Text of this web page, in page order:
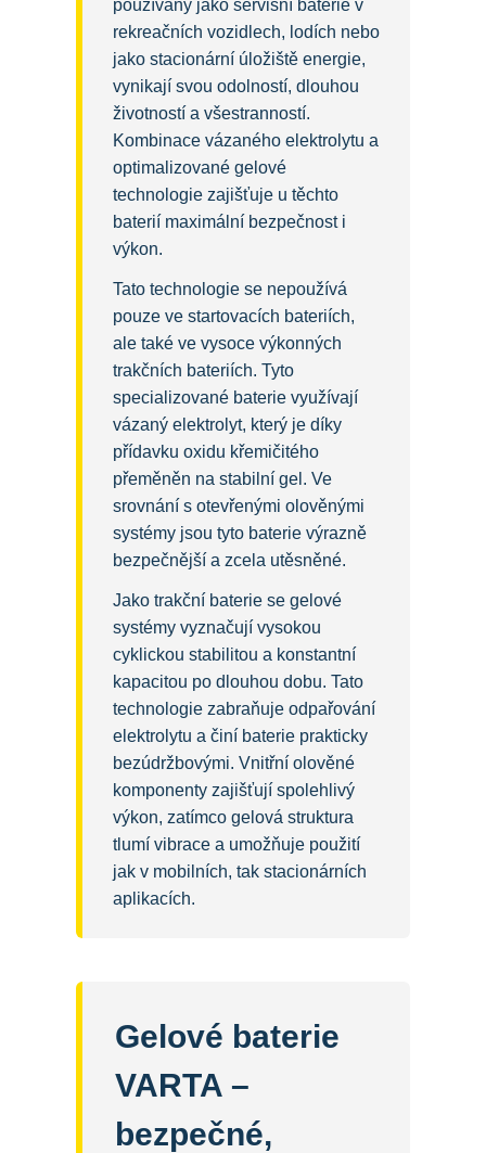
používány jako servisní baterie v
rekreačních vozidlech, lodích nebo
jako stacionární úložiště energie,
vynikají svou odolností, dlouhou
životností a všestranností.
Kombinace vázaného elektrolytu a
optimalizované gelové
technologie zajišťuje u těchto
baterií maximální bezpečnost i
výkon.
Tato technologie se nepoužívá
pouze ve startovacích bateriích,
ale také ve vysoce výkonných
trakčních bateriích. Tyto
specializované baterie využívají
vázaný elektrolyt, který je díky
přídavku oxidu křemičitého
přeměněn na stabilní gel. Ve
srovnání s otevřenými olověnými
systémy jsou tyto baterie výrazně
bezpečnější a zcela utěsněné.
Jako trakční baterie se gelové
systémy vyznačují vysokou
cyklickou stabilitou a konstantní
kapacitou po dlouhou dobu. Tato
technologie zabraňuje odpařování
elektrolytu a činí baterie prakticky
bezúdržbovými. Vnitřní olověné
komponenty zajišťují spolehlivý
výkon, zatímco gelová struktura
tlumí vibrace a umožňuje použití
jak v mobilních, tak stacionárních
aplikacích.
Gelové baterie
VARTA –
bezpečné,